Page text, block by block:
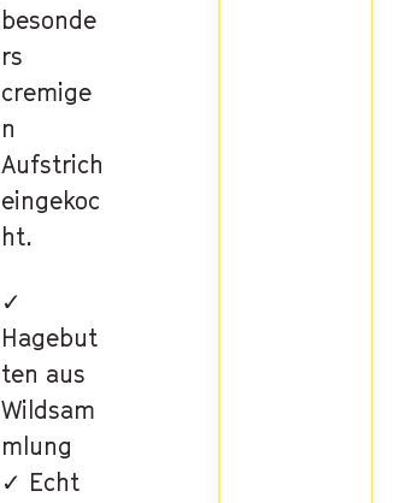
besonde
rs
cremige
n
Aufstrich
eingekoc
ht.
✓
Hagebut
ten aus
Wildsam
mlung
✓ Echt